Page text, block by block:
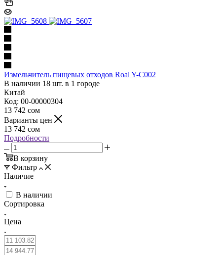
Измельчитель пищевых отходов Roal Y-C002
В наличии 18 шт. в 1 городе
Китай
Код: 00-00000304
13 742 сом
Варианты цен
13 742 сом
Подробности
В корзину
Фильтр
Наличие
В наличии
Сортировка
Цена